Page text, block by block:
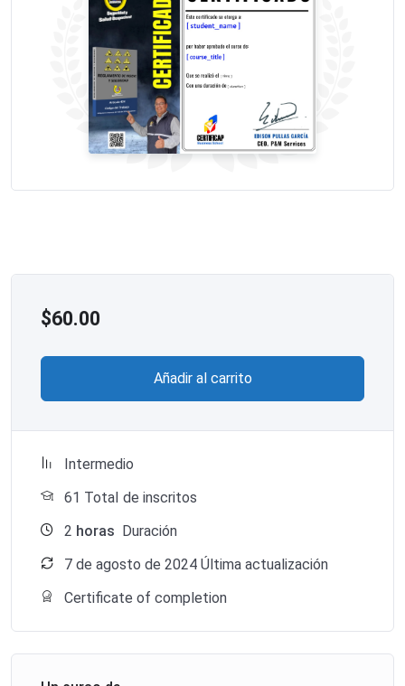
$60.00
Añadir al carrito
Intermedio
61 TotaI de inscritos
2 horas Duración
7 de agosto de 2024 Última actualización
Certificate of completion